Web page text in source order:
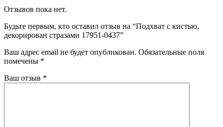
Отзывов пока нет.
Будьте первым, кто оставил отзыв на “Подхват с кистью,
декорирован стразами 17951-0437”
Ваш адрес email не будет опубликован. Обязательные поля
помечены *
Ваш отзыв *